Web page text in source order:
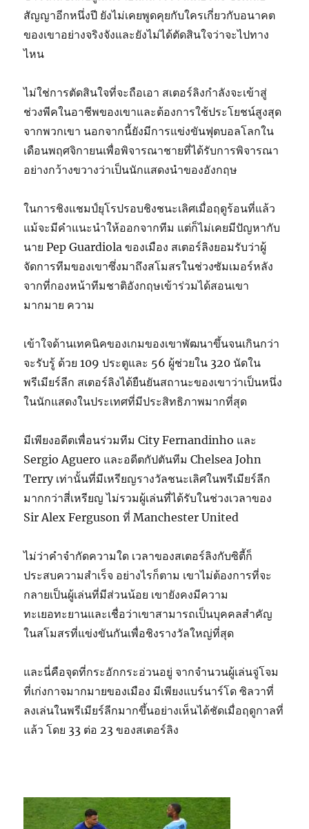
สัญญาอีกหนึ่งปี ยังไม่เคยพูดคุยกับใครเกี่ยวกับอนาคต
ของเขาอย่างจริงจังและยังไม่ได้ตัดสินใจว่าจะไปทาง
ไหน
ไม่ใช่การตัดสินใจที่จะถือเอา สเตอร์ลิงกำลังจะเข้าสู่
ช่วงพีคในอาชีพของเขาและต้องการใช้ประโยชน์สูงสุด
จากพวกเขา นอกจากนี้ยังมีการแข่งขันฟุตบอลโลกใน
เดือนพฤศจิกายนเพื่อพิจารณาชายที่ได้รับการพิจารณา
อย่างกว้างขวางว่าเป็นนักแสดงนำของอังกฤษ
ในการชิงแชมป์ยุโรปรอบชิงชนะเลิศเมื่อฤดูร้อนที่แล้ว
แม้จะมีคำแนะนำให้ออกจากทีม แต่ก็ไม่เคยมีปัญหากับ
นาย Pep Guardiola ของเมือง สเตอร์ลิงยอมรับว่าผู้
จัดการทีมของเขาซึ่งมาถึงสโมสรในช่วงซัมเมอร์หลัง
จากที่กองหน้าทีมชาติอังกฤษเข้าร่วมได้สอนเขา
มากมาย ความ
เข้าใจด้านเทคนิคของเกมของเขาพัฒนาขึ้นจนเกินกว่า
จะรับรู้ ด้วย 109 ประตูและ 56 ผู้ช่วยใน 320 นัดใน
พรีเมียร์ลีก สเตอร์ลิงได้ยืนยันสถานะของเขาว่าเป็นหนึ่ง
ในนักแสดงในประเทศที่มีประสิทธิภาพมากที่สุด
มีเพียงอดีตเพื่อนร่วมทีม City Fernandinho และ
Sergio Aguero และอดีตกัปตันทีม Chelsea John
Terry เท่านั้นที่มีเหรียญรางวัลชนะเลิศในพรีเมียร์ลีก
มากกว่าสี่เหรียญ ไม่รวมผู้เล่นที่ได้รับในช่วงเวลาของ
Sir Alex Ferguson ที่ Manchester United
ไม่ว่าคำจำกัดความใด เวลาของสเตอร์ลิงกับซิตี้ก็
ประสบความสำเร็จ อย่างไรก็ตาม เขาไม่ต้องการที่จะ
กลายเป็นผู้เล่นที่มีส่วนน้อย เขายังคงมีความ
ทะเยอทะยานและเชื่อว่าเขาสามารถเป็นบุคคลสำคัญ
ในสโมสรที่แข่งขันกันเพื่อชิงรางวัลใหญ่ที่สุด
และนี่คือจุดที่กระอักกระอ่วนอยู่ จากจำนวนผู้เล่นจู่โจม
ที่เก่งกาจมากมายของเมือง มีเพียงแบร์นาร์โด ซิลวาที่
ลงเล่นในพรีเมียร์ลีกมากขึ้นอย่างเห็นได้ชัดเมื่อฤดูกาลที่
แล้ว โดย 33 ต่อ 23 ของสเตอร์ลิง